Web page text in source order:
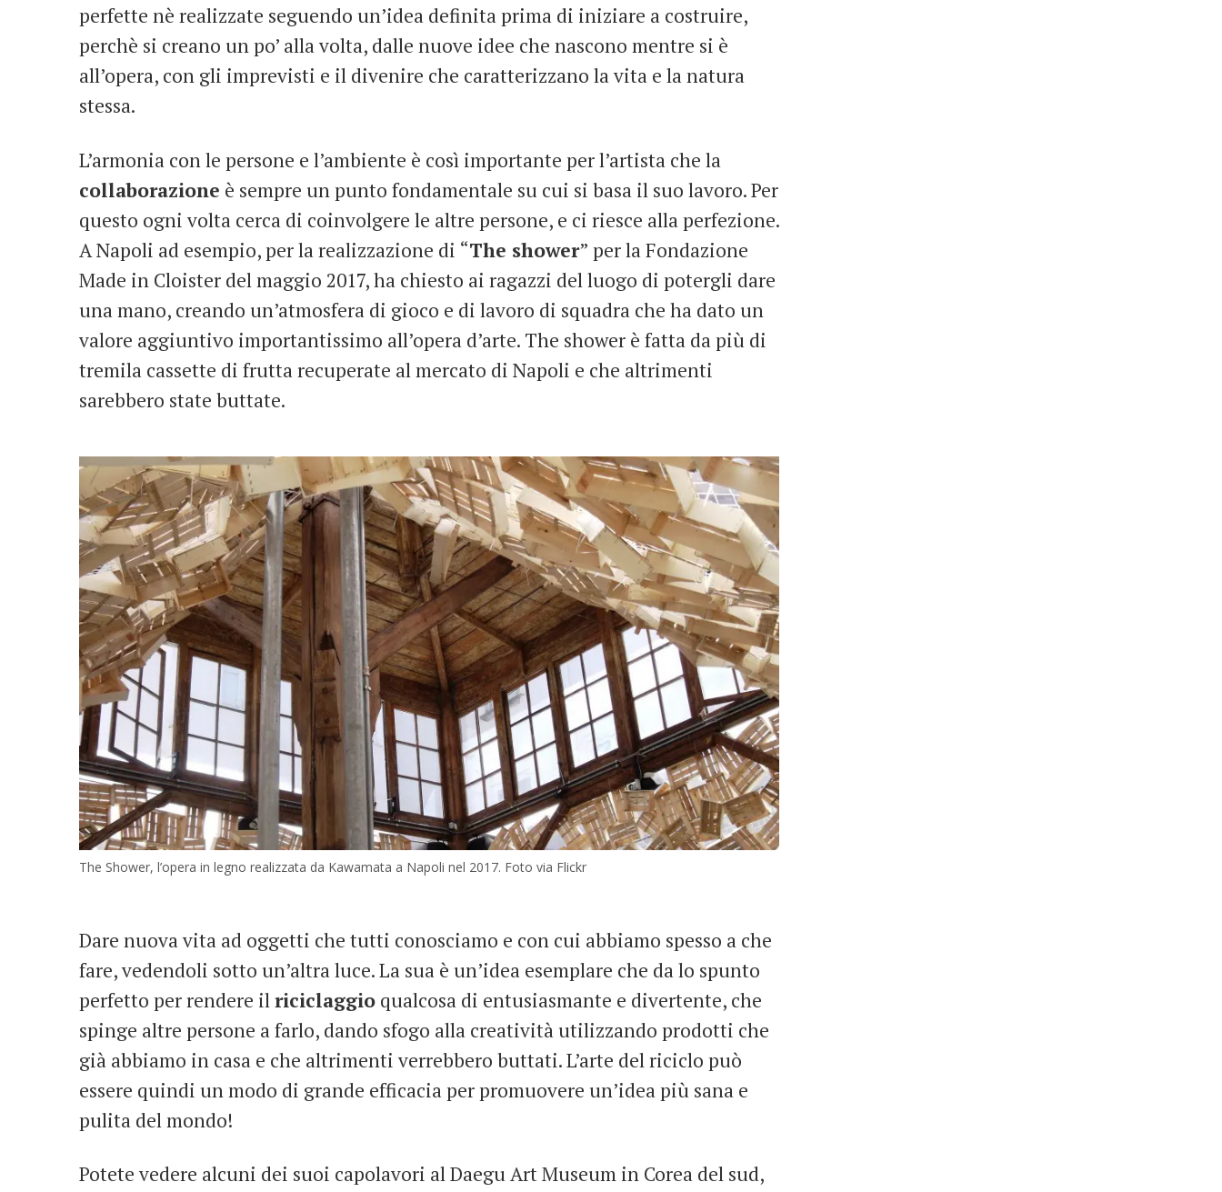
perfette nè realizzate seguendo un’idea definita prima di iniziare a costruire,
perchè si creano un po’ alla volta, dalle nuove idee che nascono mentre si è
all’opera, con gli imprevisti e il divenire che caratterizzano la vita e la natura
stessa.
L’armonia con le persone e l’ambiente è così importante per l’artista che la
collaborazione è sempre un punto fondamentale su cui si basa il suo lavoro. Per
questo ogni volta cerca di coinvolgere le altre persone, e ci riesce alla perfezione.
A Napoli ad esempio, per la realizzazione di “The shower” per la Fondazione
Made in Cloister del maggio 2017, ha chiesto ai ragazzi del luogo di potergli dare
una mano, creando un’atmosfera di gioco e di lavoro di squadra che ha dato un
valore aggiuntivo importantissimo all’opera d’arte. The shower è fatta da più di
tremila cassette di frutta recuperate al mercato di Napoli e che altrimenti
sarebbero state buttate.
The Shower, l’opera in legno realizzata da Kawamata a Napoli nel 2017. Foto via Flickr
Dare nuova vita ad oggetti che tutti conosciamo e con cui abbiamo spesso a che
fare, vedendoli sotto un’altra luce. La sua è un’idea esemplare che da lo spunto
perfetto per rendere ilriciclaggio qualcosa di entusiasmante e divertente, che
spinge altre persone a farlo, dando sfogo alla creatività utilizzando prodotti che
già abbiamo in casa e che altrimenti verrebbero buttati. L’arte del riciclo può
essere quindi un modo di grande efficacia per promuovere un’idea più sana e
pulita del mondo!
Potete vedere alcuni dei suoi capolavori al Daegu Art Museum in Corea del sud,